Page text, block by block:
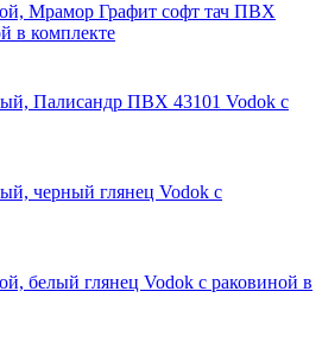
Мрамор Графит софт тач ПВХ
в комплекте
Палисандр ПВХ 43101 Vodok с
черный глянец Vodok с
белый глянец Vodok с раковиной в